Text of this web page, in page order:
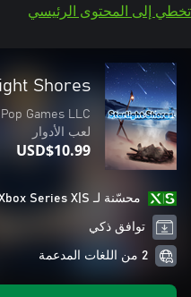
تخطي إلى المحتوى الرئيسي
Shores
Games LLC
لعب الأدوار
USD$10.99
محسّنة لـ Xbox Series X|S
توافق ذكي
2 من اللغات المدعمة